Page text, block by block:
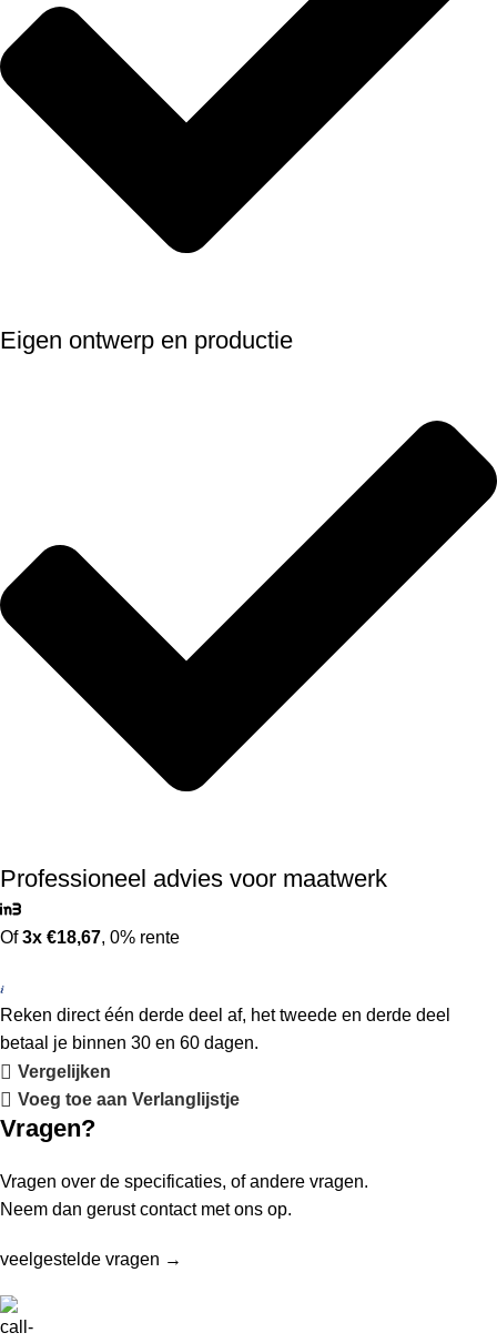
Eigen ontwerp en productie
Professioneel advies voor maatwerk
Of3x €18,67, 0% rente
Reken direct één derde deel af, het tweede en derde deel
betaal je binnen 30 en 60 dagen.
Vergelijken
Voeg toe aan Verlanglijstje
Vragen?
Vragen over de specificaties, of andere vragen.
Neem dan gerust contact met ons op.
veelgestelde vragen →